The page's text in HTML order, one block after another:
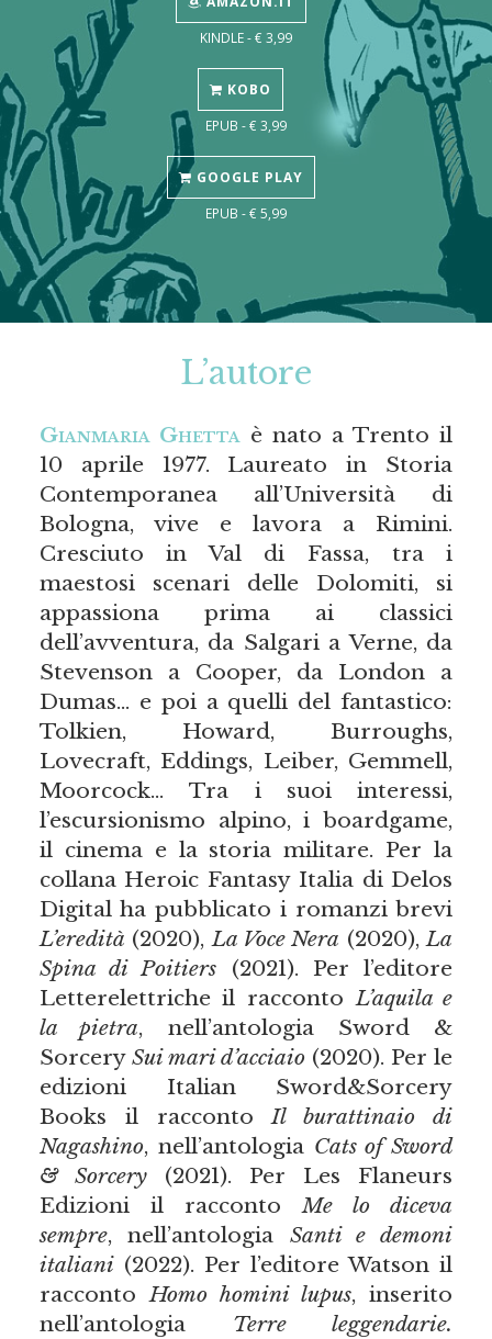
KINDLE - € 3,99
KOBO
EPUB - € 3,99
GOOGLE PLAY
EPUB - € 5,99
L’autore
Gianmaria Ghettaè nato a Trento il
10 aprile 1977. Laureato in Storia
Contemporanea all’Università di
Bologna, vive e lavora a Rimini.
Cresciuto in Val di Fassa, tra i
maestosi scenari delle Dolomiti, si
appassiona prima ai classici
dell’avventura, da Salgari a Verne, da
Stevenson a Cooper, da London a
Dumas… e poi a quelli del fantastico:
Tolkien, Howard, Burroughs,
Lovecraft, Eddings, Leiber, Gemmell,
Moorcock… Tra i suoi interessi,
l’escursionismo alpino, i boardgame,
il cinema e la storia militare. Per la
collana Heroic Fantasy Italia di Delos
Digital ha pubblicato i romanzi brevi
L’eredità (2020),La Voce Nera (2020),La
Spina di Poitiers (2021). Per l’editore
Letterelettriche il raccontoL’aquila e
la pietra, nell’antologia Sword &
Sorcery Sui mari d’acciaio (2020). Per le
edizioni Italian Sword&Sorcery
Books il raccontoIl burattinaio di
Nagashino, nell’antologia Cats of Sword
& Sorcery(2021). Per Les Flaneurs
Edizioni il raccontoMe lo diceva
sempre, nell’antologia Santi e demoni
italiani(2022). Per l’editore Watson il
raccontoHomo homini lupus, inserito
nell’antologia Terre leggendarie.